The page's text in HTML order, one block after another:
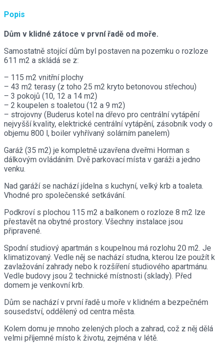
Popis
Dům v klidné zátoce v první řadě od moře.
Samostatně stojící dům byl postaven na pozemku o rozloze
611 m2 a skládá se z:
– 115 m2 vnitřní plochy
– 43 m2 terasy (z toho 25 m2 kryto betonovou střechou)
– 3 pokojů (10, 12 a 14 m2)
– 2 koupelen s toaletou (12 a 9 m2)
– strojovny (Buderus kotel na dřevo pro centrální vytápění
nejvyšší kvality, elektrické centrální vytápění, zásobník vody o
objemu 800 l, boiler vyhřívaný solárním panelem)
Garáž (35 m2) je kompletně uzavřena dveřmi Horman s
dálkovým ovládáním. Dvě parkovací místa v garáži a jedno
venku.
Nad garáží se nachází jídelna s kuchyní, velký krb a toaleta.
Vhodné pro společenské setkávání.
Podkroví s plochou 115 m2 a balkonem o rozloze 8 m2 lze
přestavět na obytné prostory. Všechny instalace jsou
připravené.
Spodní studiový apartmán s koupelnou má rozlohu 20 m2. Je
klimatizovaný. Vedle něj se nachází studna, kterou lze použít k
zavlažování zahrady nebo k rozšíření studiového apartmánu.
Vedle budovy jsou 2 technické místnosti (sklady). Před
domem je venkovní krb.
Dům se nachází v první řadě u moře v klidném a bezpečném
sousedství, oddělený od centra města.
Kolem domu je mnoho zelených ploch a zahrad, což z něj dělá
velmi příjemné místo k životu, zejména v létě.